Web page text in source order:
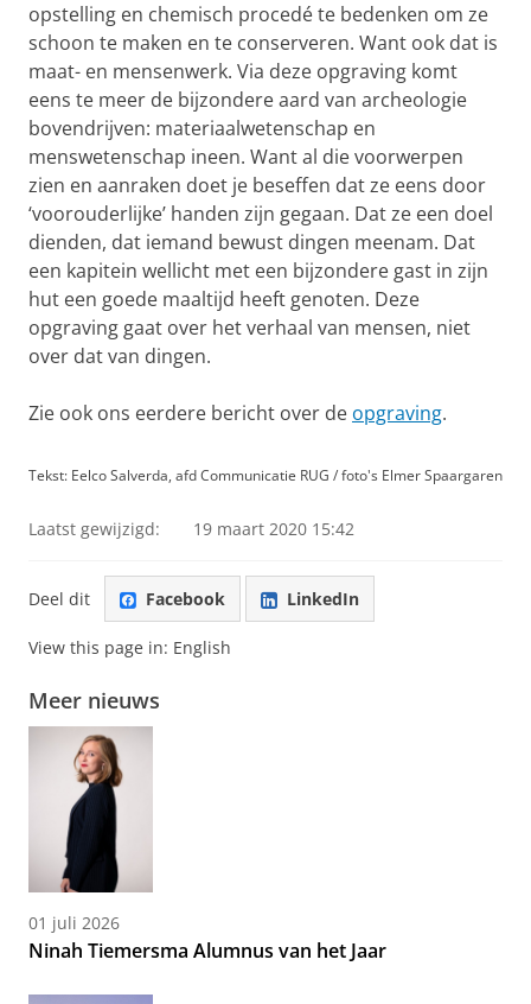
opstelling en chemisch procedé te bedenken om ze
schoon te maken en te conserveren. Want ook dat is
maat- en mensenwerk. Via deze opgraving komt
eens te meer de bijzondere aard van archeologie
bovendrijven: materiaalwetenschap en
menswetenschap ineen. Want al die voorwerpen
zien en aanraken doet je beseffen dat ze eens door
‘voorouderlijke’ handen zijn gegaan. Dat ze een doel
dienden, dat iemand bewust dingen meenam. Dat
een kapitein wellicht met een bijzondere gast in zijn
hut een goede maaltijd heeft genoten. Deze
opgraving gaat over het verhaal van mensen, niet
over dat van dingen.
Zie ook ons eerdere bericht over de opgraving.
Tekst: Eelco Salverda, afd Communicatie RUG / foto's Elmer Spaargaren
Laatst gewijzigd: 19 maart 2020 15:42
Deel dit Facebook LinkedIn
View this page in: English
Meer nieuws
01 juli 2026
Ninah Tiemersma Alumnus van het Jaar